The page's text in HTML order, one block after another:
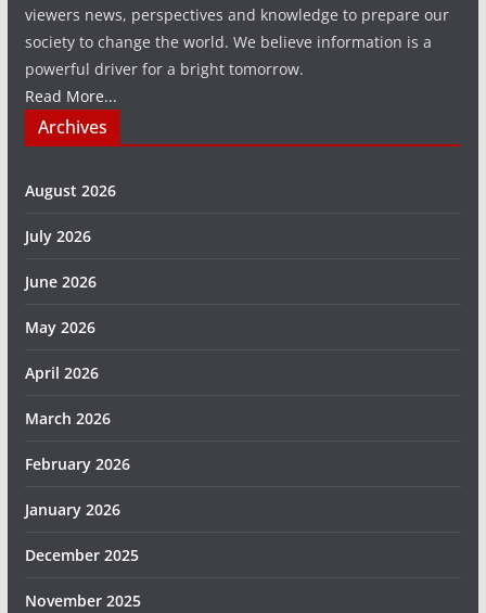
viewers news, perspectives and knowledge to prepare our
society to change the world. We believe information is a
powerful driver for a bright tomorrow.
Read More...
Archives
August 2026
July 2026
June 2026
May 2026
April 2026
March 2026
February 2026
January 2026
December 2025
November 2025